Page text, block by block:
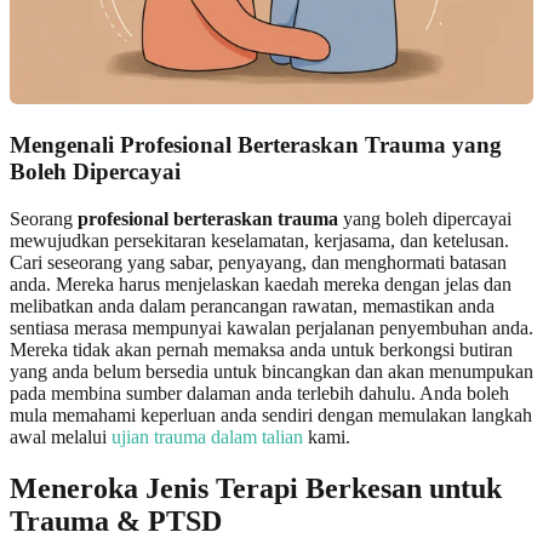
Mengenali Profesional Berteraskan Trauma yang
Boleh Dipercayai
Seorang profesional berteraskan trauma yang boleh dipercayai
mewujudkan persekitaran keselamatan, kerjasama, dan ketelusan.
Cari seseorang yang sabar, penyayang, dan menghormati batasan
anda. Mereka harus menjelaskan kaedah mereka dengan jelas dan
melibatkan anda dalam perancangan rawatan, memastikan anda
sentiasa merasa mempunyai kawalan perjalanan penyembuhan anda.
Mereka tidak akan pernah memaksa anda untuk berkongsi butiran
yang anda belum bersedia untuk bincangkan dan akan menumpukan
pada membina sumber dalaman anda terlebih dahulu. Anda boleh
mula memahami keperluan anda sendiri dengan memulakan langkah
awal melalui ujian trauma dalam talian kami.
Meneroka Jenis Terapi Berkesan untuk
Trauma & PTSD